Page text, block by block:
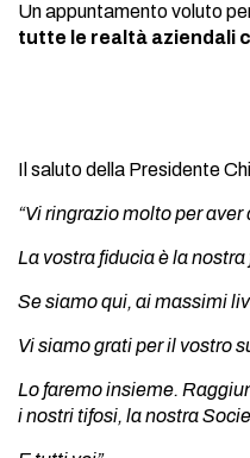
Un appuntamento voluto
tutte le realtà aziendali
Il saluto della Presidente
“Vi ringrazio molto per
La vostra fiducia è la
Se siamo qui, ai massimi
Vi siamo grati per il vostro
Lo faremo insieme.
i nostri tifosi, la nostra